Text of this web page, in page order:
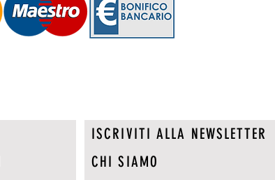
ISCRIVITI ALLA NEWSLETTER
CHI SIAMO